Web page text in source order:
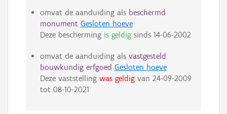
omvat de aanduiding als beschermd
monument Gesloten hoeve
Deze bescherming is geldigsinds 14-06-2002
omvat de aanduiding als vastgesteld
bouwkundig erfgoed Gesloten hoeve
Deze vaststelling was geldigvan 24-09-2009
tot 08-10-2021